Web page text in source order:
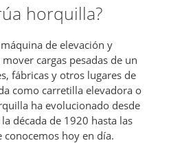
horquilla?
de elevación y
cargas pesadas de un
fábricas y otros lugares de
como carretilla elevadora o
ha evolucionado desde
década de 1920 hasta las
hoy en día.